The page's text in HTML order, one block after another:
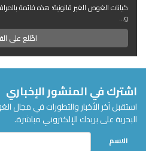
كيانات الغوص الغير قانونية؛ هذه قائمة
و...
اطّلع على
اشترك في المنشور الإخباري
استقبل آخر الأخبار والتطورات في مجال
البحرية على بريدك الإلكتروني مباشرة.
الاسم